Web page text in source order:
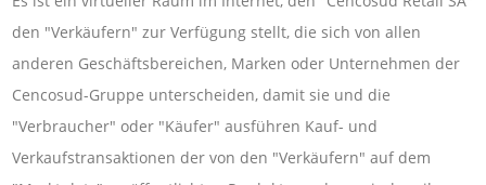
den "Verkäufern" zur Verfügung stellt, die sich von allen
anderen Geschäftsbereichen, Marken oder Unternehmen der
Cencosud-Gruppe unterscheiden, damit sie und die
"Verbraucher" oder "Käufer" ausführen Kauf- und
Verkaufstransaktionen der von den "Verkäufern" auf dem